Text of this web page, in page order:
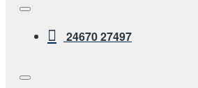
24670 27497